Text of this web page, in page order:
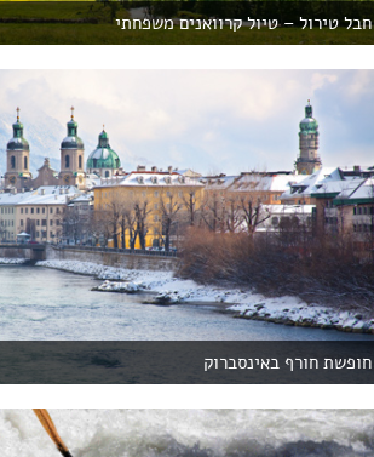
חבל טירול – טיול קרוואנים משפחתי
חופשת חורף באינסברוק